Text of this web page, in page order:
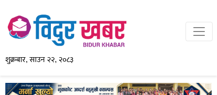
शुक्रबार, साउन २२, २०८३